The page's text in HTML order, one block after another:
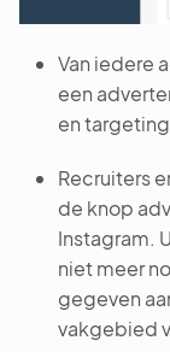
Van iedere
een
en
Recruiters
de knop
Instagram.
niet meer
gegeven
vakgebied